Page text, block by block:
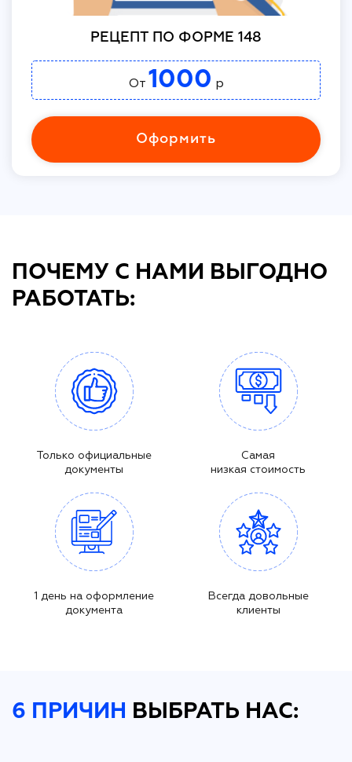
РЕЦЕПТ ПО ФОРМЕ 148
От 1000 р
Оформить
ПОЧЕМУ С НАМИ ВЫГОДНО
РАБОТАТЬ:
Только официальные
документы
Самая
низкая стоимость
1 день на оформление
документа
Всегда довольные
клиенты
6 ПРИЧИН ВЫБРАТЬ НАС: